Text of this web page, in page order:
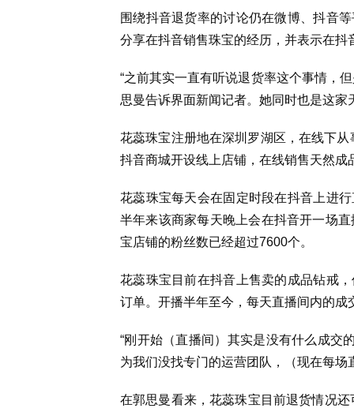
围绕抖音退货率的讨论仍在微博、抖音
分享在抖音销售珠宝的经历，并表示在
“之前其实一直有听说退货率这个事情，
思曼告诉界面新闻记者。她同时也是这
花蕊珠宝注册地在深圳罗湖区，在线下
抖音商城开设线上店铺，在线销售天然
花蕊珠宝每天会在固定时段在抖音上进
半年来该商家每天晚上会在抖音开一场
宝店铺的粉丝数已经超过7600个。
花蕊珠宝目前在抖音上售卖的成品钻戒
订单。开播半年至今，每天直播间内的成
“刚开始（直播间）其实是没有什么成交
为我们没找专门的运营团队，（现在每
在郭思曼看来，花蕊珠宝目前退货情况还